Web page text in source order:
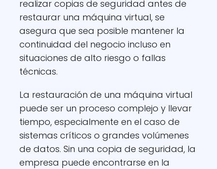
realizar copias de seguridad antes de
restaurar una máquina virtual, se
asegura que sea posible mantener la
continuidad del negocio incluso en
situaciones de alto riesgo o fallas
técnicas.
La restauración de una máquina virtual
puede ser un proceso complejo y llevar
tiempo, especialmente en el caso de
sistemas críticos o grandes volúmenes
de datos. Sin una copia de seguridad, la
empresa puede encontrarse en la